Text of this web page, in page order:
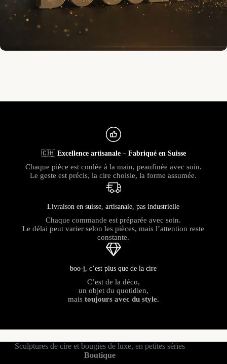
🇨🇭 Excellence artisanale – Fabriqué en Suisse
Chaque pièce est coulée à la main, peaufinée avec soin.
Le geste est précis, la cire choisie, la forme assumée.
Livraison en suisse, artisanale, pas industrielle
Chaque commande est préparée avec soin.
Le délai peut varier selon les pièces, mais l’attention reste
constante.
boo-j, c’est plus que de la cire
C’est de la déco,
un objet du quotidien,
mais toujours avec du style.
Sculptures de cire et bougies de luxe, en petites séries
Boutique